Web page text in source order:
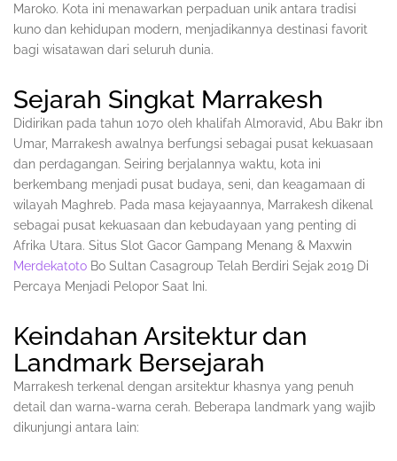
Maroko. Kota ini menawarkan perpaduan unik antara tradisi
kuno dan kehidupan modern, menjadikannya destinasi favorit
bagi wisatawan dari seluruh dunia.
Sejarah Singkat Marrakesh
Didirikan pada tahun 1070 oleh khalifah Almoravid, Abu Bakr ibn
Umar, Marrakesh awalnya berfungsi sebagai pusat kekuasaan
dan perdagangan. Seiring berjalannya waktu, kota ini
berkembang menjadi pusat budaya, seni, dan keagamaan di
wilayah Maghreb. Pada masa kejayaannya, Marrakesh dikenal
sebagai pusat kekuasaan dan kebudayaan yang penting di
Afrika Utara. Situs Slot Gacor Gampang Menang & Maxwin
Merdekatoto Bo Sultan Casagroup Telah Berdiri Sejak 2019 Di
Percaya Menjadi Pelopor Saat Ini.
Keindahan Arsitektur dan
Landmark Bersejarah
Marrakesh terkenal dengan arsitektur khasnya yang penuh
detail dan warna-warna cerah. Beberapa landmark yang wajib
dikunjungi antara lain: